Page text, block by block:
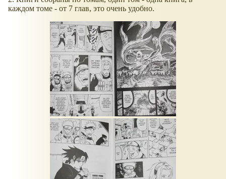
каждом томе - от 7 глав, это очень удобно.